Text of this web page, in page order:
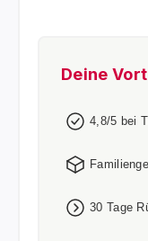
Deine
4,8/5 bei
30 Tage